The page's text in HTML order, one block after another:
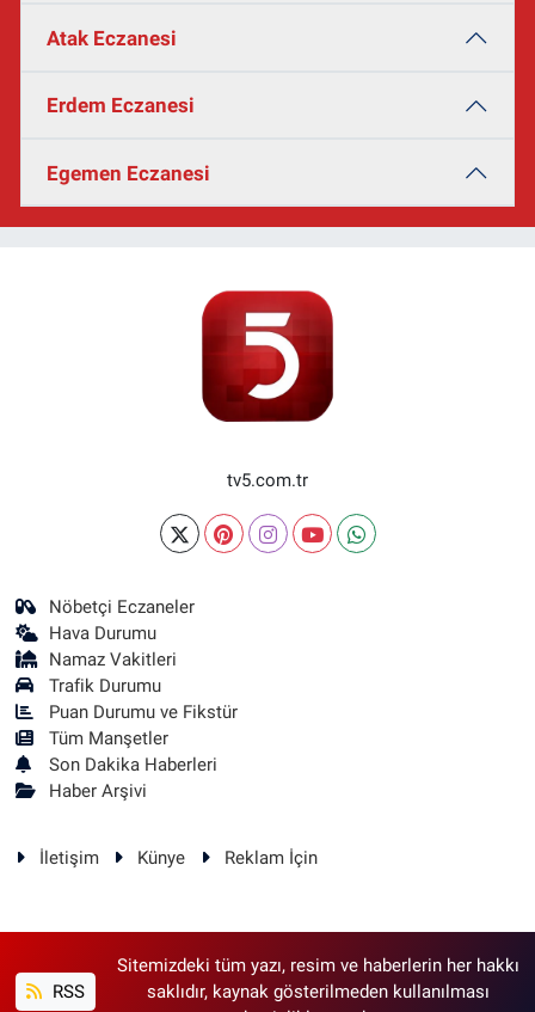
Atak Eczanesi
Erdem Eczanesi
Egemen Eczanesi
tv5.com.tr
Nöbetçi Eczaneler
Hava Durumu
Namaz Vakitleri
Trafik Durumu
Puan Durumu ve Fikstür
Tüm Manşetler
Son Dakika Haberleri
Haber Arşivi
İletişim Künye Reklam İçin
RSS
Sitemizdeki tüm yazı, resim ve haberlerin her hakkı
saklıdır, kaynak gösterilmeden kullanılması